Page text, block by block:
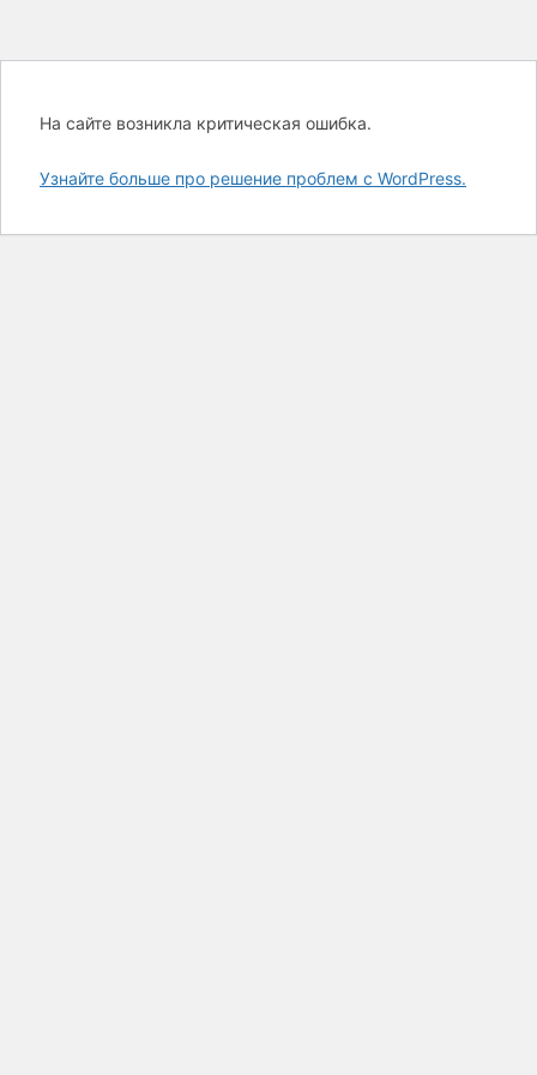
На сайте возникла критическая ошибка.
Узнайте больше про решение проблем с WordPress.